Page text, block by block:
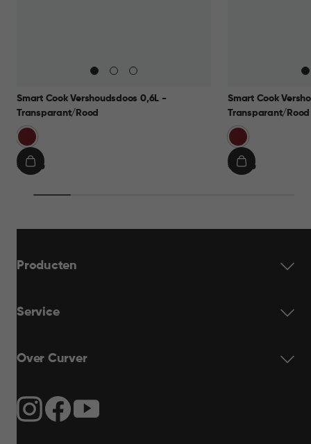
Smart Cook Vershoudsdoos 0,6L -
Transparant/Rood
Rood
€€ 9,95
IN
Smart Cook
Transparant/Rood
Rood
€€ 9,95
IN
Producten
Service
Over Curver